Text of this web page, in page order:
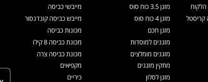
הלקוח
קריסטל
מזגן 3.5 כוח סוס
מזגן 4 כוח סוס
מזגן חכם
מזגנים למוסדות
מזגנים מומלצים
מתקין מזגנים
מזגן לסלון
מייבשי כביסה
מייבש כביסה קונדנסור
מכונות כביסה
מכונת כביסה 8 קילו
מכונת כביסה צרה
מקפיאים
כיריים